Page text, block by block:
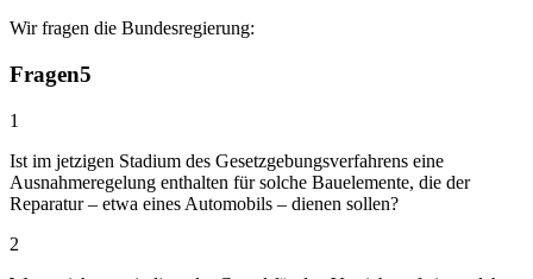
Wir fragen die Bundesregierung:
Fragen5
1
Ist im jetzigen Stadium des Gesetzgebungsverfahrens eine
Ausnahmeregelung enthalten für solche Bauelemente, die der
Reparatur – etwa eines Automobils – dienen sollen?
2